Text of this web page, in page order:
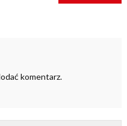
komentarz.